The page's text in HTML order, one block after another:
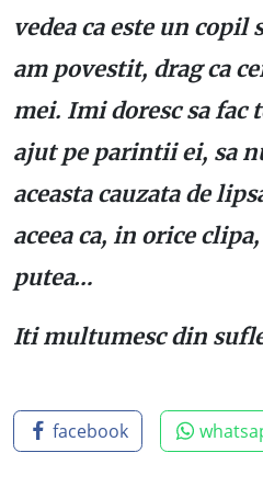
vedea ca este un copil
am povestit, drag ca
mei. Imi doresc sa fac
ajut pe parintii ei, sa
aceasta cauzata de
aceea ca, in orice
putea…
Iti multumesc din
facebook